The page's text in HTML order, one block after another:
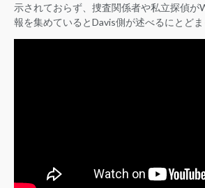
示されておらず、捜査関係者や私立探偵
報を集めているとDavis側が述べるにとどま